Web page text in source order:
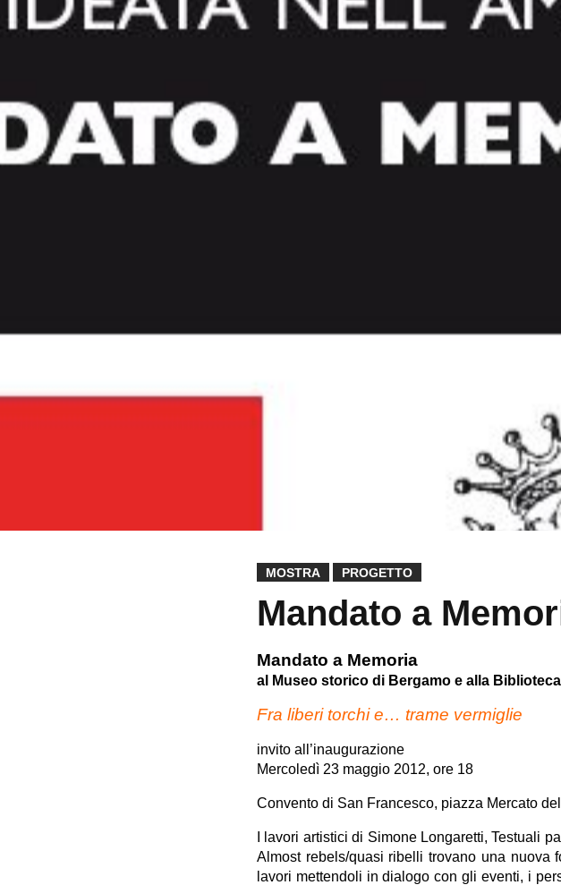
MOSTRA PROGETTO
Mandato a
Mandato a Memoria
al Museo storico di Bergamo e alla
Fra liberi torchi e… trame vermiglie
invito all’inaugurazione
Mercoledì 23 maggio 2012, ore 18
Convento di San Francesco, piazza Mercato
I lavori artistici di Simone Longaretti, Testuali
Almost rebels/quasi ribelli trovano una nuova
lavori mettendoli in dialogo con gli eventi, i